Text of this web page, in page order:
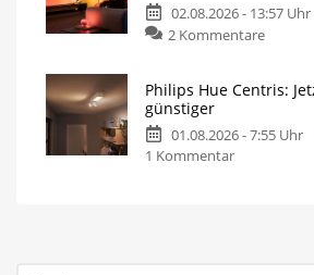
02.08.2026 - 13:57 Uhr
2 Kommentare
Philips Hue Centris:
günstiger
01.08.2026 - 7:55 Uhr
1 Kommentar